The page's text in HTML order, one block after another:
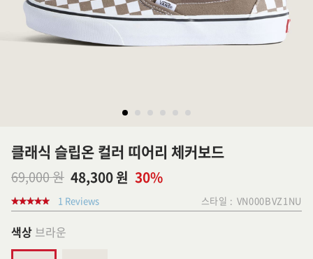
클래식 슬립온 컬러 띠어리 체커보드
69,000 원 48,300 원 30%
1 Reviews 스타일 : VN000BVZ1NU
색상 브라운